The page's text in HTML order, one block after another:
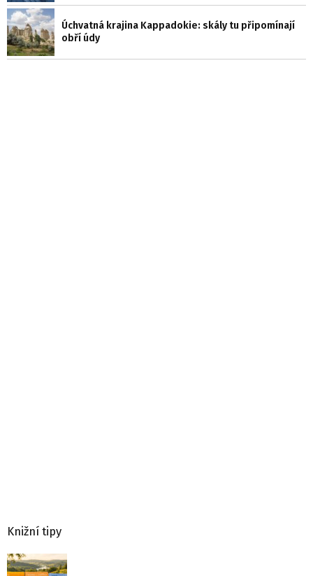
Úchvatná krajina Kappadokie: skály tu připomínají
obří údy
Knižní tipy